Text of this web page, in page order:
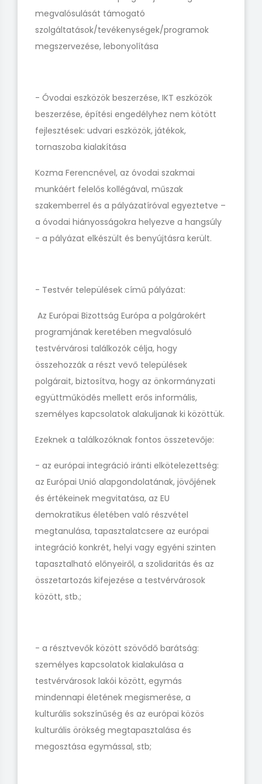
megvalósulását támogató
szolgáltatások/tevékenységek/programok
megszervezése, lebonyolítása
- Óvodai eszközök beszerzése, IKT eszközök
beszerzése, építési engedélyhez nem kötött
fejlesztések: udvari eszközök, játékok,
tornaszoba kialakítása
Kozma Ferencnével, az óvodai szakmai
munkáért felelős kollégával, műszak
szakemberrel és a pályázatíróval egyeztetve –
a óvodai hiányosságokra helyezve a hangsúly
- a pályázat elkészült és benyújtásra került.
- Testvér települések című pályázat:
Az Európai Bizottság Európa a polgárokért
programjának keretében megvalósuló
testvérvárosi találkozók célja, hogy
összehozzák a részt vevő települések
polgárait, biztosítva, hogy az önkormányzati
együttműködés mellett erős informális,
személyes kapcsolatok alakuljanak ki közöttük.
Ezeknek a találkozóknak fontos összetevője:
- az európai integráció iránti elkötelezettség:
az Európai Unió alapgondolatának, jövőjének
és értékeinek megvitatása, az EU
demokratikus életében való részvétel
megtanulása, tapasztalatcsere az európai
integráció konkrét, helyi vagy egyéni szinten
tapasztalható előnyeiről, a szolidaritás és az
összetartozás kifejezése a testvérvárosok
között, stb.;
- a résztvevők között szövődő barátság:
személyes kapcsolatok kialakulása a
testvérvárosok lakói között, egymás
mindennapi életének megismerése, a
kulturális sokszínűség és az európai közös
kulturális örökség megtapasztalása és
megosztása egymással, stb;